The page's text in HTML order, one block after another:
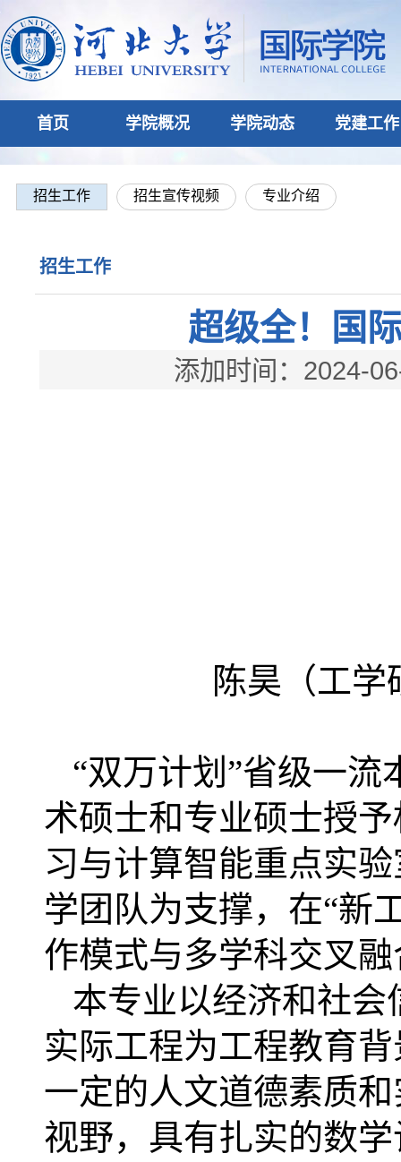
首页 学院概况 学院动态 党建工作
招生工作 招生宣传视频 专业介绍
招生工作
超级全！国
添加时间：2024-
陈昊（工
“双万计划”省级一
术硕士和专业硕士授
习与计算智能重点实
学团队为支撑，在“新
作模式与多学科交叉
本专业以经济和社
实际工程为工程教育
一定的人文道德素质
视野，具有扎实的数